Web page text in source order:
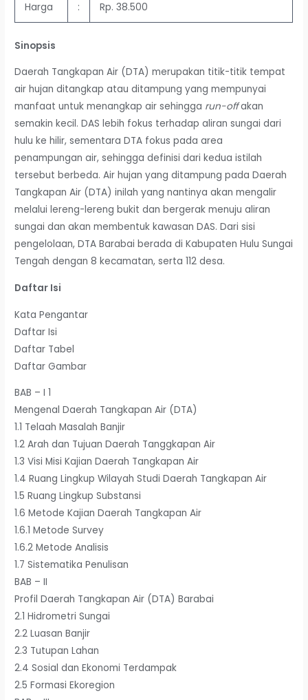
Harga : Rp. 38.500
Sinopsis
Daerah Tangkapan Air (DTA) merupakan titik-titik tempat
air hujan ditangkap atau ditampung yang mempunyai
manfaat untuk menangkap air sehingga run-offakan
semakin kecil. DAS lebih fokus terhadap aliran sungai dari
hulu ke hilir, sementara DTA fokus pada area
penampungan air, sehingga definisi dari kedua istilah
tersebut berbeda. Air hujan yang ditampung pada Daerah
Tangkapan Air (DTA) inilah yang nantinya akan mengalir
melalui lereng-lereng bukit dan bergerak menuju aliran
sungai dan akan membentuk kawasan DAS. Dari sisi
pengelolaan, DTA Barabai berada di Kabupaten Hulu Sungai
Tengah dengan 8 kecamatan, serta 112 desa.
Daftar Isi
Kata Pengantar
Daftar Isi
Daftar Tabel
Daftar Gambar
BAB – I 1
Mengenal Daerah Tangkapan Air (DTA)
1.1 Telaah Masalah Banjir
1.2 Arah dan Tujuan Daerah Tanggkapan Air
1.3 Visi Misi Kajian Daerah Tangkapan Air
1.4 Ruang Lingkup Wilayah Studi Daerah Tangkapan Air
1.5 Ruang Lingkup Substansi
1.6 Metode Kajian Daerah Tangkapan Air
1.6.1 Metode Survey
1.6.2 Metode Analisis
1.7 Sistematika Penulisan
BAB – II
Profil Daerah Tangkapan Air (DTA) Barabai
2.1 Hidrometri Sungai
2.2 Luasan Banjir
2.3 Tutupan Lahan
2.4 Sosial dan Ekonomi Terdampak
2.5 Formasi Ekoregion